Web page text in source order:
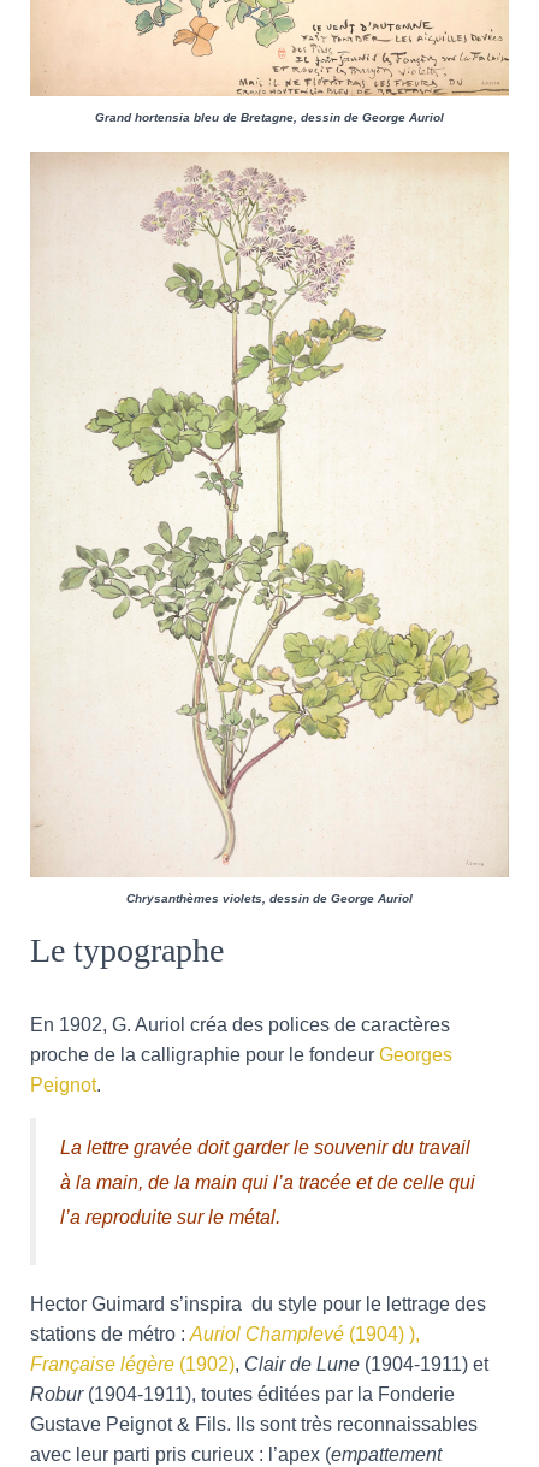
Grand hortensia bleu de Bretagne, dessin de George Auriol
Chrysanthèmes violets, dessin de George Auriol
Le typographe
En 1902, G. Auriol créa des polices de caractères
proche de la calligraphie pour le fondeur Georges
Peignot.
La lettre gravée doit garder le souvenir du travail
à la main, de la main qui l’a tracée et de celle qui
l’a reproduite sur le métal.
Hector Guimard s’inspira du style pour le lettrage des
stations de métro : Auriol Champlevé (1904) ),
Française légère (1902), Clair de Lune (1904-1911) et
Robur(1904-1911), toutes éditées par la Fonderie
Gustave Peignot & Fils. Ils sont très reconnaissables
avec leur parti pris curieux : l’apex (empattement